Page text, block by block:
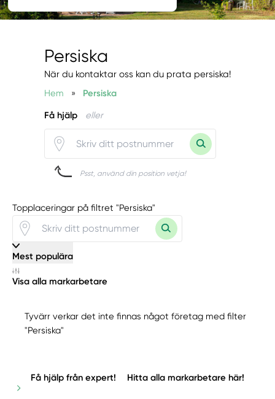
Persiska
När du kontaktar oss kan du prata persiska!
Hem
» Persiska
Få hjälp eller
Psst, använd din position vetja!
Topplaceringar på filtret "Persiska"
Mest populära
Visa alla markarbetare
Tyvärr verkar det inte finnas något företag med filter
"Persiska"
Få hjälp från expert! Hitta alla markarbetare här!